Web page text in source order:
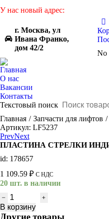
У нас новый адрес:
г. Москва, ул
Ивана Франко,
дом 42/2
No
Главная
О нас
Вакансии
Контакты
Текстовый поиск
You are here:
Главная Запчасти для лифтов
Артикул: LF5237
PrevNext
ПЛАСТИНА СТРЕЛКИ
id: 178657
1 109.59 ₽ С НДС
20 шт. в наличии
Количество
товара
ПЛАСТИНА
В корзину
Другие товары